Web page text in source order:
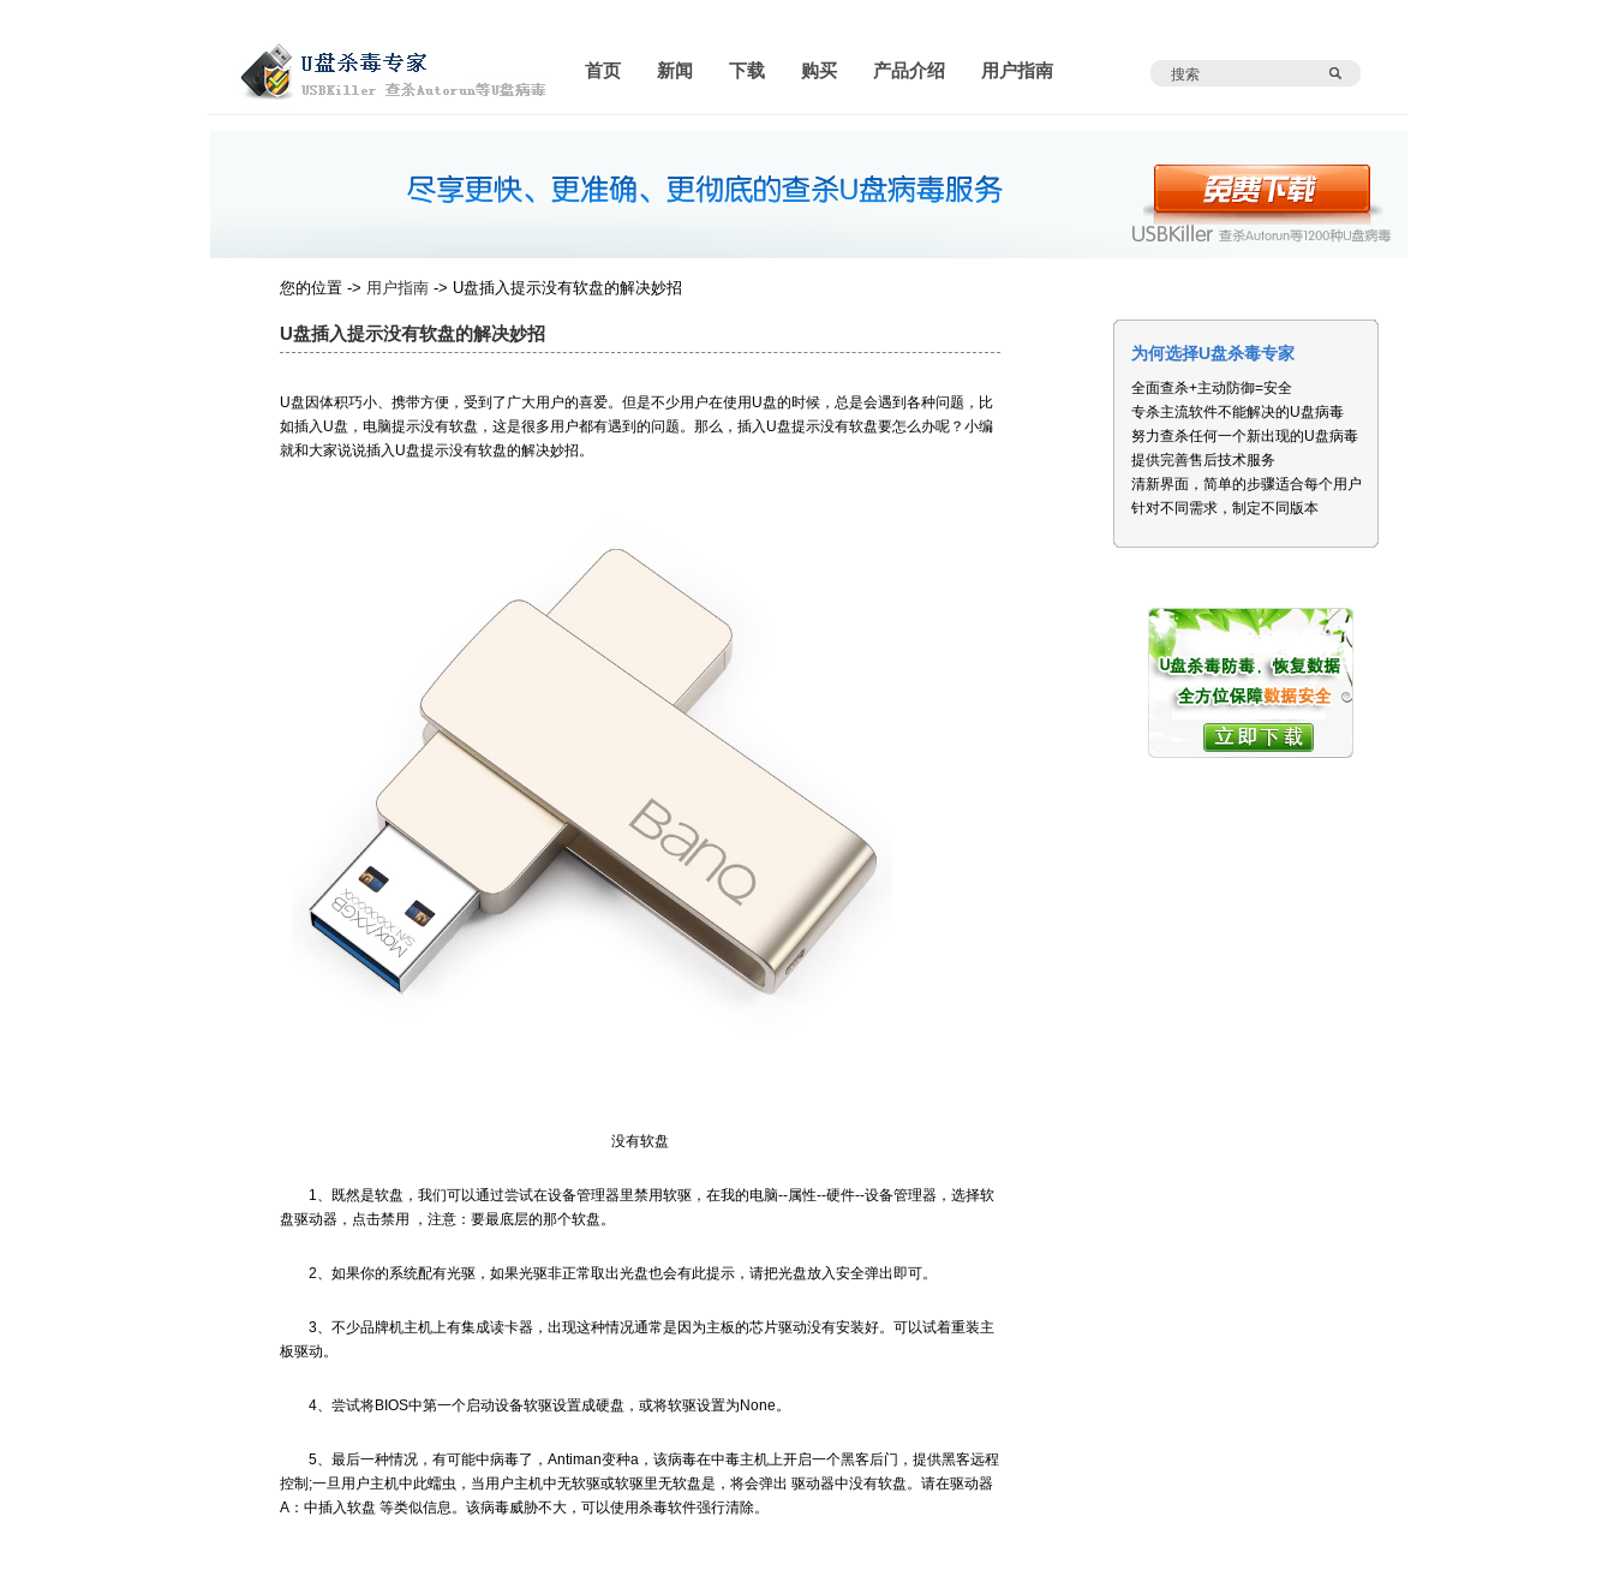
首页 新闻 下载 购买 产品介绍 用户指南
您的位置 -> 用户指南-> U盘插入提示没有软盘的解决妙招
U盘插入提示没有软盘的解决妙招
U盘因体积巧小、携带方便，受到了广大用户的喜爱。但是不少用户在使用U盘的时候，总是会遇到各种问题，比
如插入U盘，电脑提示没有软盘，这是很多用户都有遇到的问题。那么，插入U盘提示没有软盘要怎么办呢？小编
就和大家说说插入U盘提示没有软盘的解决妙招。
没有软盘
1、既然是软盘，我们可以通过尝试在设备管理器里禁用软驱，在我的电脑--属性--硬件--设备管理器，选择软
盘驱动器，点击禁用 ，注意：要最底层的那个软盘。
2、如果你的系统配有光驱，如果光驱非正常取出光盘也会有此提示，请把光盘放入安全弹出即可。
3、不少品牌机主机上有集成读卡器，出现这种情况通常是因为主板的芯片驱动没有安装好。可以试着重装主
板驱动。
4、尝试将BIOS中第一个启动设备软驱设置成硬盘，或将软驱设置为None。
5、最后一种情况，有可能中病毒了，Antiman变种a，该病毒在中毒主机上开启一个黑客后门，提供黑客远程
控制;一旦用户主机中此蠕虫，当用户主机中无软驱或软驱里无软盘是，将会弹出 驱动器中没有软盘。请在驱动器
A：中插入软盘 等类似信息。该病毒威胁不大，可以使用杀毒软件强行清除。
为何选择U盘杀毒专家
全面查杀+主动防御=安全
专杀主流软件不能解决的U盘病毒
努力查杀任何一个新出现的U盘病毒
提供完善售后技术服务
清新界面，简单的步骤适合每个用户
针对不同需求，制定不同版本